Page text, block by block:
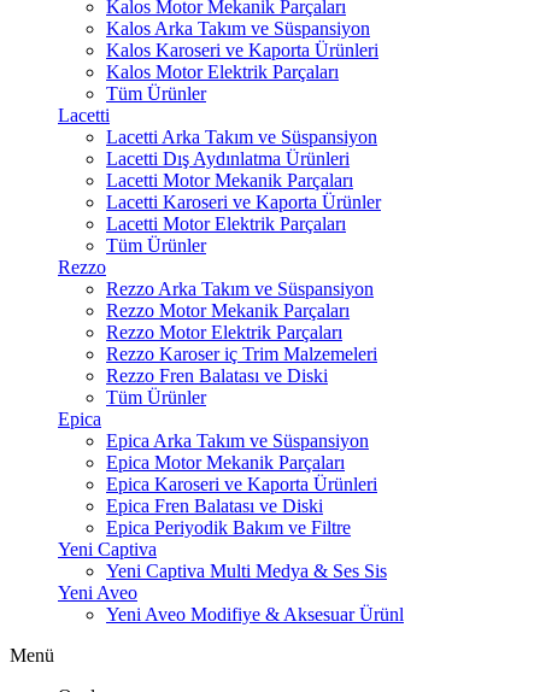
Kalos Motor Mekanik Parçaları
Kalos Arka Takım ve Süspansiyon
Kalos Karoseri ve Kaporta Ürünleri
Kalos Motor Elektrik Parçaları
Tüm Ürünler
Lacetti
Lacetti Arka Takım ve Süspansiyon
Lacetti Dış Aydınlatma Ürünleri
Lacetti Motor Mekanik Parçaları
Lacetti Karoseri ve Kaporta Ürünler
Lacetti Motor Elektrik Parçaları
Tüm Ürünler
Rezzo
Rezzo Arka Takım ve Süspansiyon
Rezzo Motor Mekanik Parçaları
Rezzo Motor Elektrik Parçaları
Rezzo Karoser iç Trim Malzemeleri
Rezzo Fren Balatası ve Diski
Tüm Ürünler
Epica
Epica Arka Takım ve Süspansiyon
Epica Motor Mekanik Parçaları
Epica Karoseri ve Kaporta Ürünleri
Epica Fren Balatası ve Diski
Epica Periyodik Bakım ve Filtre
Yeni Captiva
Yeni Captiva Multi Medya & Ses Sis
Yeni Aveo
Yeni Aveo Modifiye & Aksesuar Ürünl
Menü